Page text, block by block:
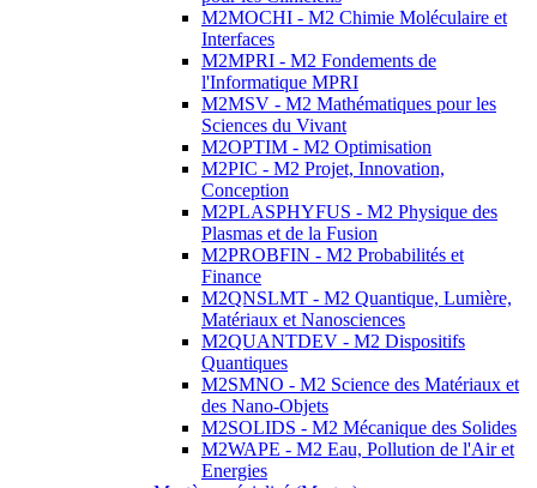
M2MOCHI - M2 Chimie Moléculaire et
Interfaces
M2MPRI - M2 Fondements de
l'Informatique MPRI
M2MSV - M2 Mathématiques pour les
Sciences du Vivant
M2OPTIM - M2 Optimisation
M2PIC - M2 Projet, Innovation,
Conception
M2PLASPHYFUS - M2 Physique des
Plasmas et de la Fusion
M2PROBFIN - M2 Probabilités et
Finance
M2QNSLMT - M2 Quantique, Lumière,
Matériaux et Nanosciences
M2QUANTDEV - M2 Dispositifs
Quantiques
M2SMNO - M2 Science des Matériaux et
des Nano-Objets
M2SOLIDS - M2 Mécanique des Solides
M2WAPE - M2 Eau, Pollution de l'Air et
Energies